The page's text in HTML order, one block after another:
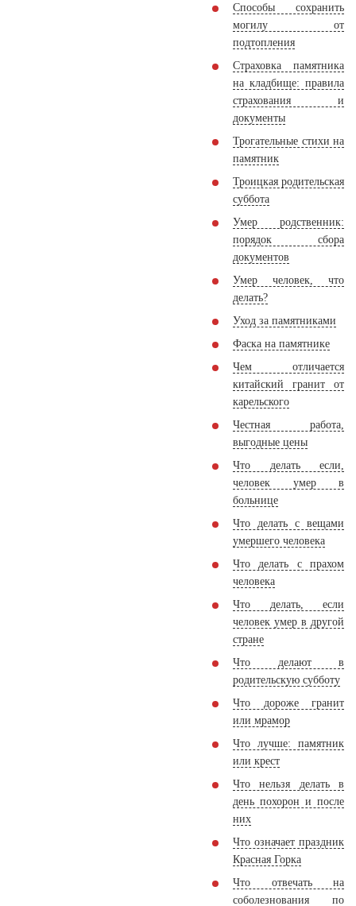
Способы сохранить
могилу от
подтопления
Страховка памятника
на кладбище: правила
страхования и
документы
Трогательные стихи на
памятник
Троицкая родительская
суббота
Умер родственник:
порядок сбора
документов
Умер человек, что
делать?
Уход за памятниками
Фаска на памятнике
Чем отличается
китайский гранит от
карельского
Честная работа,
выгодные цены
Что делать если,
человек умер в
больнице
Что делать с вещами
умершего человека
Что делать с прахом
человека
Что делать, если
человек умер в другой
стране
Что делают в
родительскую субботу
Что дороже гранит
или мрамор
Что лучше: памятник
или крест
Что нельзя делать в
день похорон и после
них
Что означает праздник
Красная Горка
Что отвечать на
соболезнования по